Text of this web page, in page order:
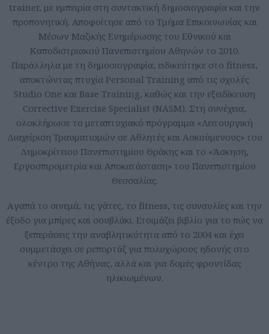
trainer, με εμπειρία στη συντακτική δημοσιογραφία και την
προπονητική. Αποφοίτησε από το Τμήμα Επικοινωνίας και
Μέσων Μαζικής Ενημέρωσης του Εθνικού και
Καποδιστριακού Πανεπιστημίου Αθηνών το 2010.
Παράλληλα με τη δημοσιογραφία, ειδικεύτηκε στο fitness,
αποκτώντας πτυχία Personal Training από τις σχολές
Studio One και Base Training, καθώς και την εξειδίκευση
Corrective Exercise Specialist (NASM). Στη συνέχεια,
ολοκλήρωσε το μεταπτυχιακό πρόγραμμα «Λειτουργική
Διαχείριση Τραυματισμών σε Αθλητές και Ασκούμενους» του
Δημοκρίτειου Πανεπιστημίου Θράκης και το «Άσκηση,
Εργοσπιρομετρία και Αποκατάσταση» του Πανεπιστημίου
Θεσσαλίας.
Aγαπά το σινεμά, τις γάτες, το fitness, τις συναυλίες και την
έξοδο για μπίρες και σουβλάκι. Ετοιμάζει βιβλίο για το πώς να
ξεπεράσεις την αναβλητικότητα από το 2004 και έχει
συμμετάσχει σε ρεπορτάζ για πολυχώρους ηδονής στο
κέντρο της Αθήνας, αλλά και για δομές φροντίδας
ηλικιωμένων.